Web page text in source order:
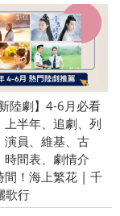
陸劇】4-6月必看
上半年、追劇、列
演員、維基、古
時間表、劇情介
間！海上繁花 | 千
歌行